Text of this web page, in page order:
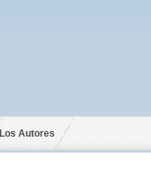
Los Autores